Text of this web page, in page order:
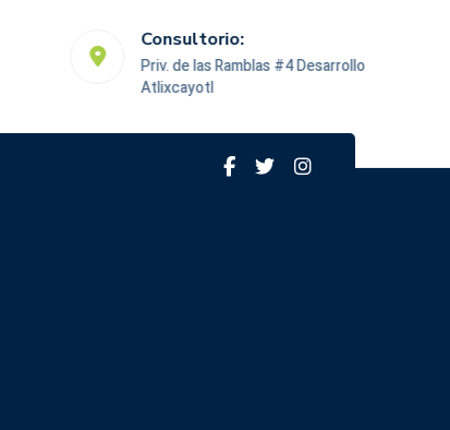
Consultorio:
Priv. de las Ramblas #4 Desarrollo
Atlixcayotl